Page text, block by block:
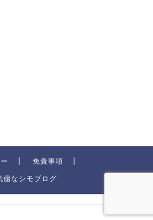
免責事項
なシモブログ